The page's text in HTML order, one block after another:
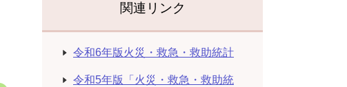
関連リンク
令和6年版火災・救急・救助統計
令和5年版「火災・救急・救助統